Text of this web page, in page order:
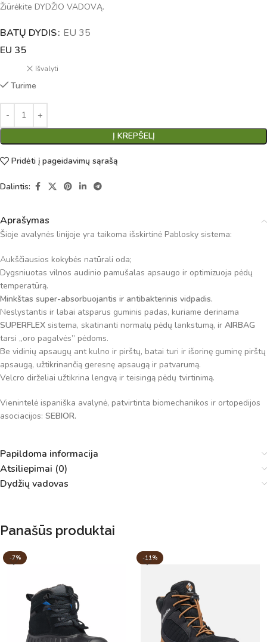
Žiūrėkite DYDŽIO VADOVĄ.
BATŲ DYDIS EU 35
EU 35
Išvalyti
Turime
Į KREPŠELĮ
Alternative:
Pridėti į pageidavimų sąrašą
Dalintis:
Aprašymas
Šioje avalynės linijoje yra taikoma išskirtinė Pablosky sistema:
Aukščiausios kokybės natūrali oda;
Dygsniuotas vilnos audinio pamušalas apsaugo ir optimizuoja pėdų
temperatūrą.
Minkštas super-absorbuojantis ir antibakterinis vidpadis.
Neslystantis ir labai atsparus guminis padas, kuriame derinama
SUPERFLEX sistema, skatinanti normalų pėdų lankstumą, ir AIRBAG
tarsi „oro pagalvės” pėdoms.
Be vidinių apsaugų ant kulno ir pirštų, batai turi ir išorinę guminę pirštų
apsaugą, užtikrinančią geresnę apsaugą ir patvarumą.
Velcro dirželiai užtikrina lengvą ir teisingą pėdų tvirtinimą.
Vienintelė ispaniška avalynė, patvirtinta biomechanikos ir ortopedijos
asociacijos: SEBIOR.
Papildoma informacija
Atsiliepimai (0)
Dydžių vadovas
Panašūs produktai
-7% -11%